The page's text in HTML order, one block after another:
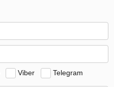
Viber Telegram